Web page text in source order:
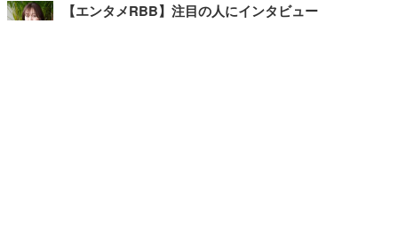
【エンタメRBB】注目の人にインタビュー